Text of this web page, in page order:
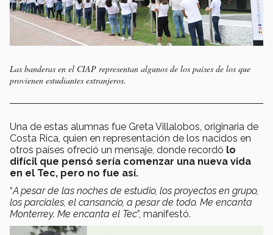
Las banderas en el CIAP representan algunos de los países de los que
provienen estudiantes extranjeros.
Una de estas alumnas fue Greta Villalobos, originaria de
Costa Rica, quien en representación de los nacidos en
otros países ofreció un mensaje, donde recordó lo
difícil que pensó sería comenzar una nueva vida
en el Tec, pero no fue así.
“A pesar de las noches de estudio, los proyectos en grupo,
los parciales, el cansancio, a pesar de todo. Me encanta
Monterrey. Me encanta el Tec”, manifestó.